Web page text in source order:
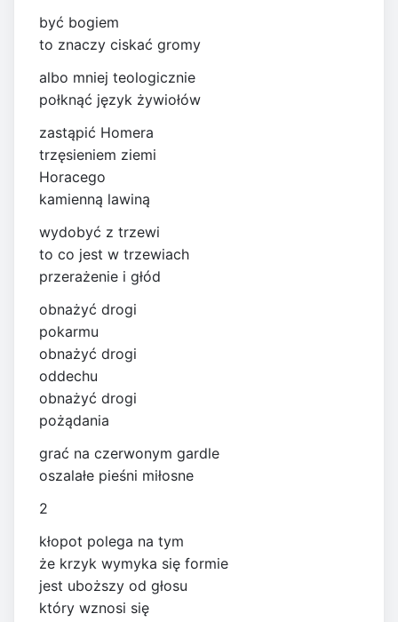
być bogiem
to znaczy ciskać gromy
albo mniej teologicznie
połknąć język żywiołów
zastąpić Homera
trzęsieniem ziemi
Horacego
kamienną lawiną
wydobyć z trzewi
to co jest w trzewiach
przerażenie i głód
obnażyć drogi
pokarmu
obnażyć drogi
oddechu
obnażyć drogi
pożądania
grać na czerwonym gardle
oszalałe pieśni miłosne
2
kłopot polega na tym
że krzyk wymyka się formie
jest uboższy od głosu
który wznosi się